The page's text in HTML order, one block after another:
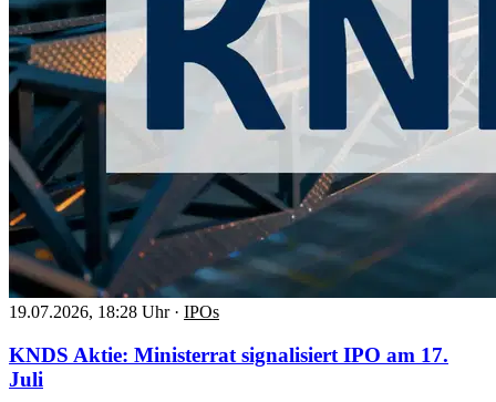
19.07.2026, 18:28 Uhr · IPOs
KNDS Aktie: Ministerrat signalisiert IPO am 17.
Juli